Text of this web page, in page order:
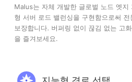
Malus는 자체 개발한 글로벌 노드 엣지
형 서버 로드 밸런싱을 구현함으로써
보장합니다. 버퍼링 없이 끊김 없는 고
을 즐겨보세요.